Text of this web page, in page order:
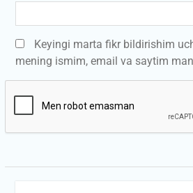
Keyingi marta fikr bildirishim
mening ismim, email va saytim